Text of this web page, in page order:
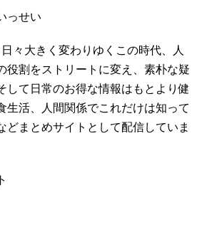
っせい
々大きく変わりゆくこの時代、人
役割をストリートに変え、素朴な疑
して日常のお得な情報はもとより健
生活、人間関係でこれだけは知って
どまとめサイトとして配信していま